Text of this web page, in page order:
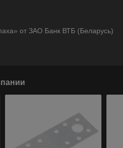
от ЗАО Банк ВТБ (Беларусь)